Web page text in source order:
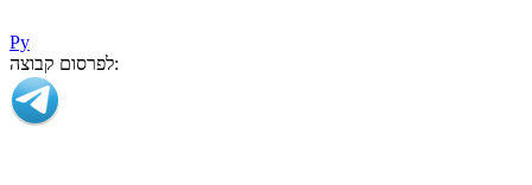
Ру
לפרסום קבוצה: